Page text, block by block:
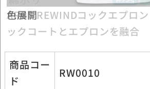
色展開
商品コー
ド
RW0010